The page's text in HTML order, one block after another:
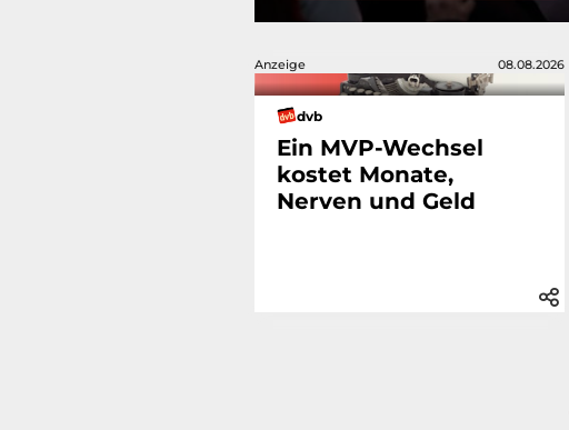
Anzeige 08.08.2026
dvb
Ein MVP-Wechsel
kostet Monate,
Nerven und Geld